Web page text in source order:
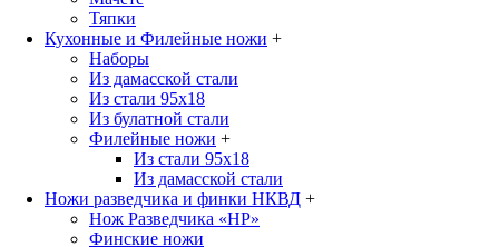
Тяпки
Кухонные и Филейные ножи +
Наборы
Из дамасской стали
Из стали 95х18
Из булатной стали
Филейные ножи +
Из стали 95х18
Из дамасской стали
Ножи разведчика и финки НКВД +
Нож Разведчика «НР»
Финские ножи